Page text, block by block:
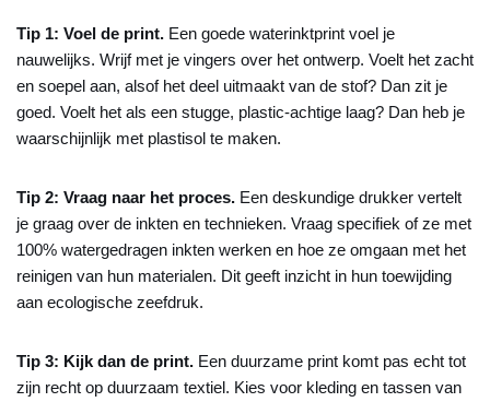
Tip 1: Voel de print. Een goede waterinktprint voel je
nauwelijks. Wrijf met je vingers over het ontwerp. Voelt het zacht
en soepel aan, alsof het deel uitmaakt van de stof? Dan zit je
goed. Voelt het als een stugge, plastic-achtige laag? Dan heb je
waarschijnlijk met plastisol te maken.
Tip 2: Vraag naar het proces. Een deskundige drukker vertelt
je graag over de inkten en technieken. Vraag specifiek of ze met
100% watergedragen inkten werken en hoe ze omgaan met het
reinigen van hun materialen. Dit geeft inzicht in hun toewijding
aan ecologische zeefdruk.
Tip 3: Kijk dan de print. Een duurzame print komt pas echt tot
zijn recht op duurzaam textiel. Kies voor kleding en tassen van